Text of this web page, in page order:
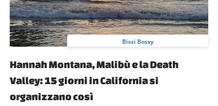
Bissi Bossy
Hannah Montana, Malibù e la Death
Valley: 15 giorni in California si
organizzano così